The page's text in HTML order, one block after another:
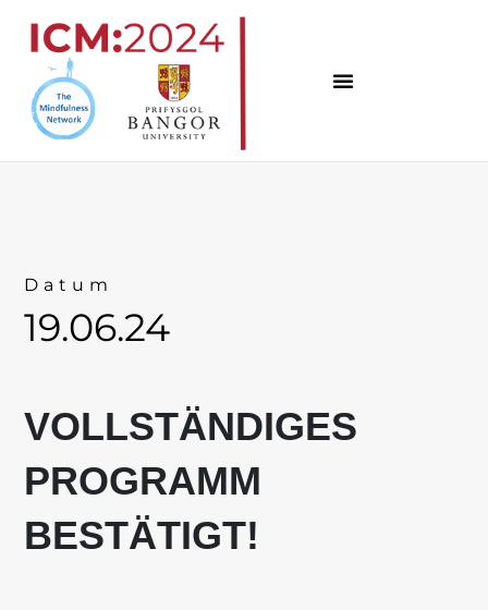
Inhalt
springen
Datum
19.06.24
VOLLSTÄNDIGES
PROGRAMM
BESTÄTIGT!